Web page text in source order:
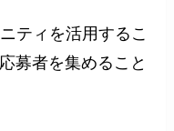
ティを活用するこ
募者を集めること